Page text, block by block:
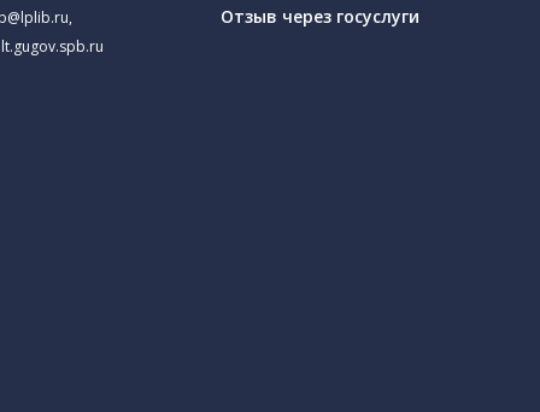
,
Отзыв через госуслуги